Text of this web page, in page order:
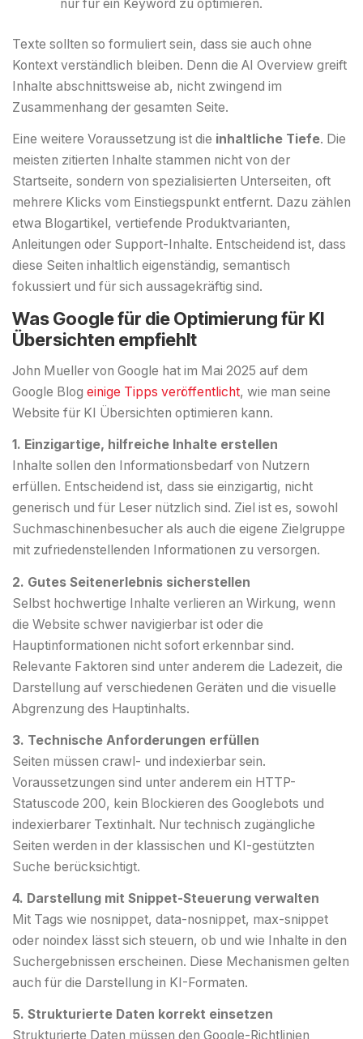
nur für ein Keyword zu optimieren.
Texte sollten so formuliert sein, dass sie auch ohne
Kontext verständlich bleiben. Denn die AI Overview greift
Inhalte abschnittsweise ab, nicht zwingend im
Zusammenhang der gesamten Seite.
Eine weitere Voraussetzung ist die inhaltliche Tiefe. Die
meisten zitierten Inhalte stammen nicht von der
Startseite, sondern von spezialisierten Unterseiten, oft
mehrere Klicks vom Einstiegspunkt entfernt. Dazu zählen
etwa Blogartikel, vertiefende Produktvarianten,
Anleitungen oder Support-Inhalte. Entscheidend ist, dass
diese Seiten inhaltlich eigenständig, semantisch
fokussiert und für sich aussagekräftig sind.
Was Google für die Optimierung für KI
Übersichten empfiehlt
John Mueller von Google hat im Mai 2025 auf dem
Google Blog einige Tipps veröffentlicht, wie man seine
Website für KI Übersichten optimieren kann.
1. Einzigartige, hilfreiche Inhalte erstellen
Inhalte sollen den Informationsbedarf von Nutzern
erfüllen. Entscheidend ist, dass sie einzigartig, nicht
generisch und für Leser nützlich sind. Ziel ist es, sowohl
Suchmaschinenbesucher als auch die eigene Zielgruppe
mit zufriedenstellenden Informationen zu versorgen.
2. Gutes Seitenerlebnis sicherstellen
Selbst hochwertige Inhalte verlieren an Wirkung, wenn
die Website schwer navigierbar ist oder die
Hauptinformationen nicht sofort erkennbar sind.
Relevante Faktoren sind unter anderem die Ladezeit, die
Darstellung auf verschiedenen Geräten und die visuelle
Abgrenzung des Hauptinhalts.
3. Technische Anforderungen erfüllen
Seiten müssen crawl- und indexierbar sein.
Voraussetzungen sind unter anderem ein HTTP-
Statuscode 200, kein Blockieren des Googlebots und
indexierbarer Textinhalt. Nur technisch zugängliche
Seiten werden in der klassischen und KI-gestützten
Suche berücksichtigt.
4. Darstellung mit Snippet-Steuerung verwalten
Mit Tags wie nosnippet, data-nosnippet, max-snippet
oder noindex lässt sich steuern, ob und wie Inhalte in den
Suchergebnissen erscheinen. Diese Mechanismen gelten
auch für die Darstellung in KI-Formaten.
5. Strukturierte Daten korrekt einsetzen
Strukturierte Daten müssen den Google-Richtlinien